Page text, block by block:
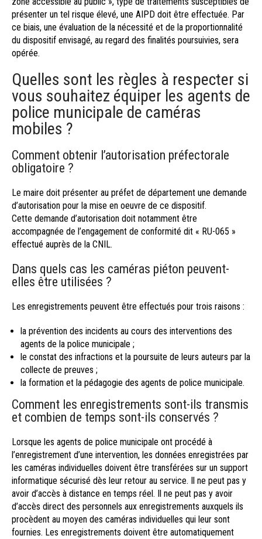
présenter un tel risque élevé, une AIPD doit être effectuée. Par
ce biais, une évaluation de la nécessité et de la proportionnalité
du dispositif envisagé, au regard des finalités poursuivies, sera
opérée.
Quelles sont les règles à respecter si
vous souhaitez équiper les agents de
police municipale de caméras
mobiles ?
Comment obtenir l’autorisation préfectorale
obligatoire ?
Le maire doit présenter au préfet de département une demande
d’autorisation pour la mise en oeuvre de ce dispositif.
Cette demande d’autorisation doit notamment être
accompagnée de l’engagement de conformité dit « RU-065 »
effectué auprès de la CNIL.
Dans quels cas les caméras piéton peuvent-
elles être utilisées ?
Les enregistrements peuvent être effectués pour trois raisons :
la prévention des incidents au cours des interventions des
agents de la police municipale ;
le constat des infractions et la poursuite de leurs auteurs par la
collecte de preuves ;
la formation et la pédagogie des agents de police municipale.
Comment les enregistrements sont-ils transmis
et combien de temps sont-ils conservés ?
Lorsque les agents de police municipale ont procédé à
l’enregistrement d’une intervention, les données enregistrées par
les caméras individuelles doivent être transférées sur un support
informatique sécurisé dès leur retour au service. Il ne peut pas y
avoir d’accès à distance en temps réel. Il ne peut pas y avoir
d’accès direct des personnels aux enregistrements auxquels ils
procèdent au moyen des caméras individuelles qui leur sont
fournies. Les enregistrements doivent être automatiquement